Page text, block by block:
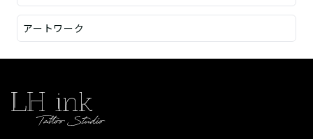
アートワーク